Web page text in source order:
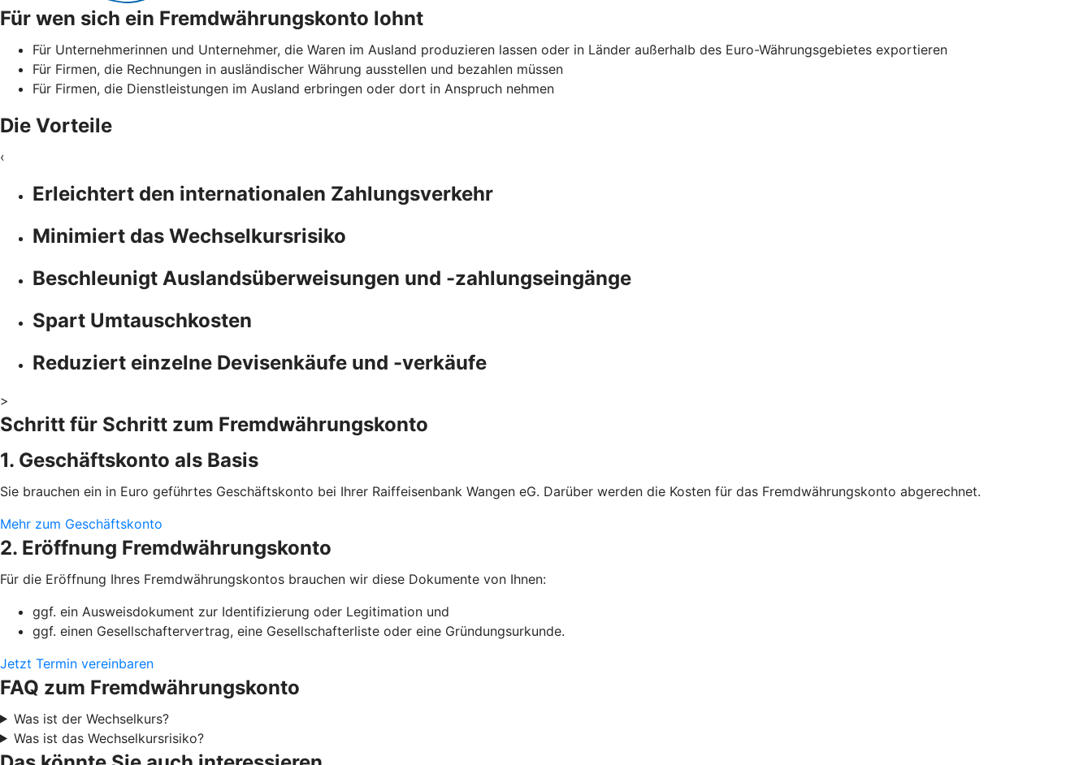
Für wen sich ein Fremdwährungskonto lohnt
Für Unternehmerinnen und Unternehmer, die Waren im Ausland produzieren lassen oder in Länder außerhalb des Euro-Währungsgebietes exportieren
Für Firmen, die Rechnungen in ausländischer Währung ausstellen und bezahlen müssen
Für Firmen, die Dienstleistungen im Ausland erbringen oder dort in Anspruch nehmen
Die Vorteile
‹
Erleichtert den internationalen Zahlungsverkehr
Minimiert das Wechselkursrisiko
Beschleunigt Auslandsüberweisungen und -zahlungseingänge
Spart Umtauschkosten
Reduziert einzelne Devisenkäufe und -verkäufe
>
Schritt für Schritt zum Fremdwährungskonto
1. Geschäftskonto als Basis
Sie brauchen ein in Euro geführtes Geschäftskonto bei Ihrer Raiffeisenbank Wangen eG. Darüber werden die Kosten für das Fremdwährungskonto abgerechnet.
Mehr zum Geschäftskonto
2. Eröffnung Fremdwährungskonto
Für die Eröffnung Ihres Fremdwährungskontos brauchen wir diese Dokumente von Ihnen:
ggf. ein Ausweisdokument zur Identifizierung oder Legitimation und
ggf. einen Gesellschaftervertrag, eine Gesellschafterliste oder eine Gründungsurkunde.
Jetzt Termin vereinbaren
FAQ zum Fremdwährungskonto
Was ist der Wechselkurs?
Was ist das Wechselkursrisiko?